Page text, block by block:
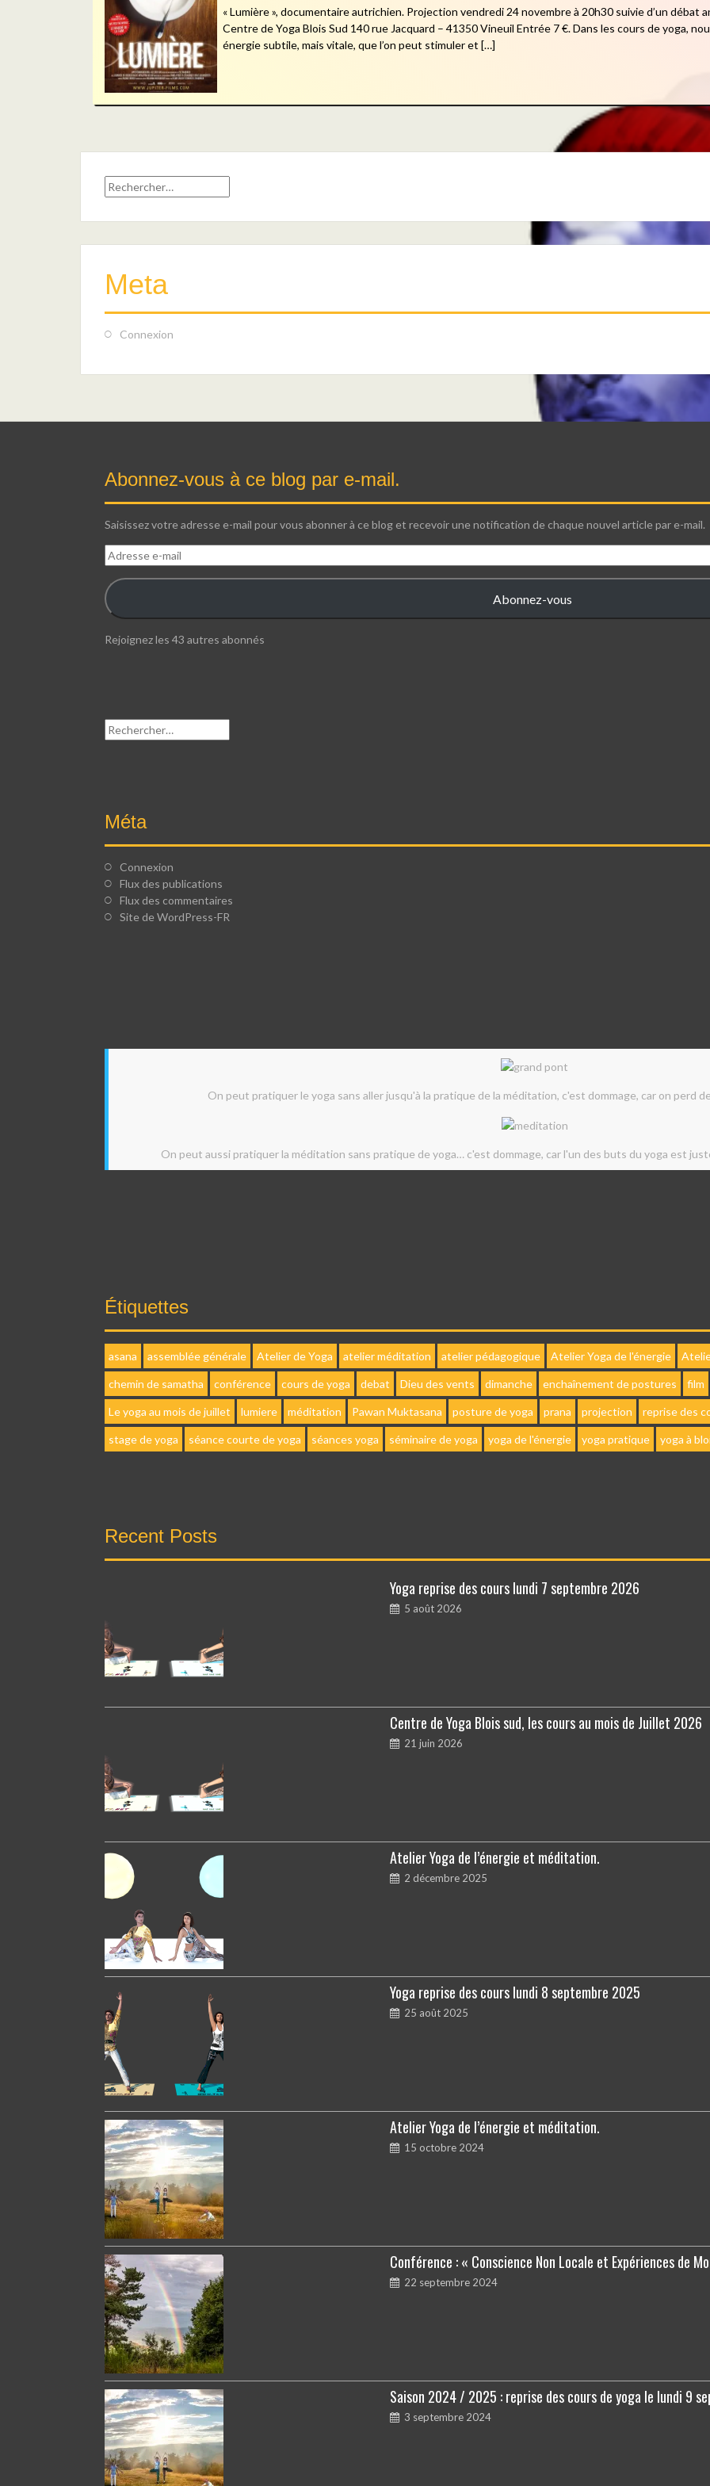
« Lumière », documentaire autrichien. Projection vendredi 24 novembre à 20h30 suivie d’un débat
Centre de Yoga Blois Sud 140 rue Jacquard – 41350 Vineuil Entrée 7 €. Dans les cours de yoga,
énergie subtile, mais vitale, que l’on peut stimuler et […]
Rechercher :
Meta
Connexion
Abonnez-vous à ce blog par e-mail.
Saisissez votre adresse e-mail pour vous abonner à ce blog et recevoir une notification de chaque nouvel article par e-mail.
Adresse
e-
mail
Abonnez-vous
Rejoignez les 43 autres abonnés
Rechercher :
Méta
Connexion
Flux des publications
Flux des commentaires
Site de WordPress-FR
On peut pratiquer le yoga sans aller jusqu'à la pratique de la méditation, c'est dommage, car on perd
On peut aussi pratiquer la méditation sans pratique de yoga… c'est dommage, car l'un des buts du yoga est
Étiquettes
asana assemblée générale Atelier de Yoga atelier méditation atelier pédagogique Atelier Yoga de l'énergie
chemin de samatha conférence cours de yoga debat Dieu des vents dimanche enchaînement de postures film
Le yoga au mois de juillet lumiere méditation Pawan Muktasana posture de yoga prana projection reprise des
stage de yoga séance courte de yoga séances yoga séminaire de yoga yoga de l'énergie yoga pratique yoga à
Recent Posts
Yoga reprise des cours lundi 7 septembre 2026
5 août 2026
Centre de Yoga Blois sud, les cours au mois de Juillet 2026
21 juin 2026
Atelier Yoga de l’énergie et méditation.
2 décembre 2025
Yoga reprise des cours lundi 8 septembre 2025
25 août 2025
Atelier Yoga de l’énergie et méditation.
15 octobre 2024
Conférence : « Conscience Non Locale et Expériences de
22 septembre 2024
Saison 2024 / 2025 : reprise des cours de yoga le lundi 9
3 septembre 2024